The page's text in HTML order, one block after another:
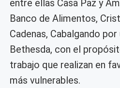
entre ellas Casa Paz y
Banco de Alimentos,
Cadenas, Cabalgando
Bethesda, con el
trabajo que realizan en
más vulnerables.